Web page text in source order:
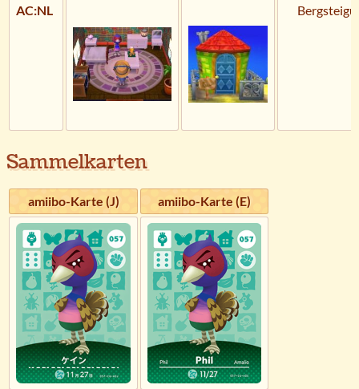
AC:NL
Sammelkarten
amiibo-Karte (J) amiibo-Karte (E)